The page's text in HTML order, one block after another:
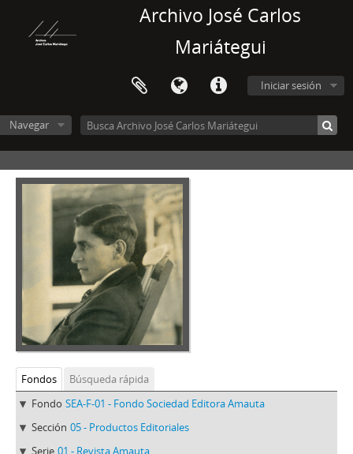
Archivo José Carlos
Mariátegui
Iniciar sesión
Navegar
Fondos
Búsqueda rápida
Fondo SEA-F-01 - Fondo Sociedad Editora Amauta
Sección 05 - Productos Editoriales
Serie 01 - Revista Amauta